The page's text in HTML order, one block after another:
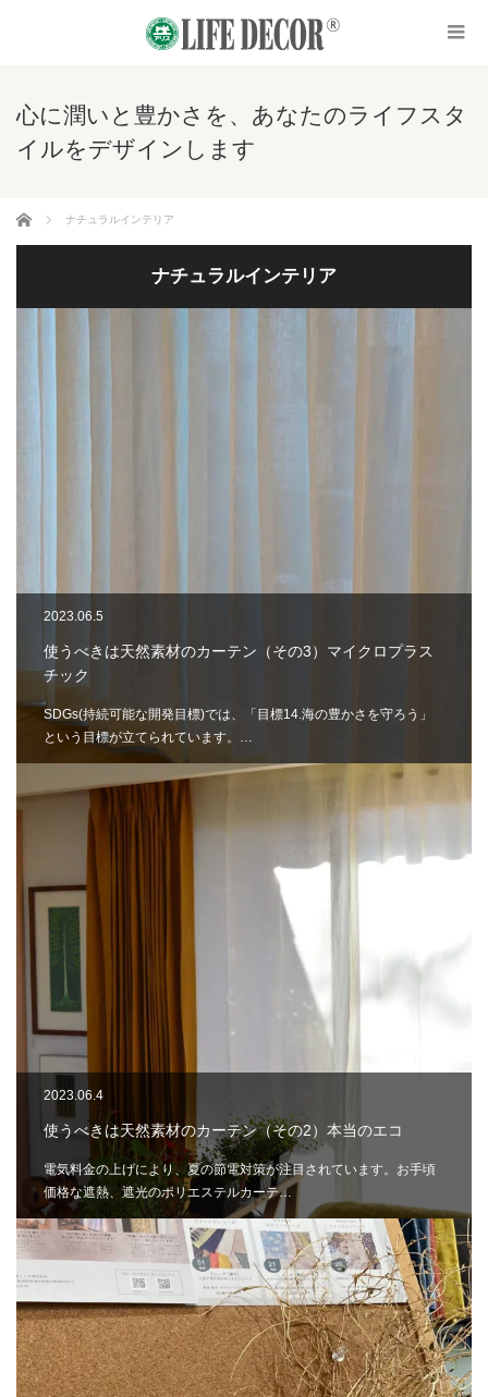
心に潤いと豊かさを、あなたのライフスタ
イルをデザインします
ホーム ナチュラルインテリア
ナチュラルインテリア
2023.06.5
使うべきは天然素材のカーテン（その3）マイクロプラス
チック
SDGs(持続可能な開発目標)では、「目標14.海の豊かさを守ろう」
という目標が立てられています。…
2023.06.4
使うべきは天然素材のカーテン（その2）本当のエコ
電気料金の上げにより、夏の節電対策が注目されています。お手頃
価格な遮熱、遮光のポリエステルカーテ…